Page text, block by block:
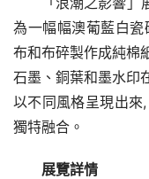
為一幅幅澳葡藍白
布和布碎製作成純棉
石墨、銅葉和墨水印
以不同風格呈現出來
獨特融合。
展覽詳情